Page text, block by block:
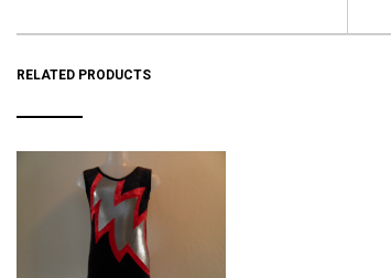
RELATED PRODUCTS